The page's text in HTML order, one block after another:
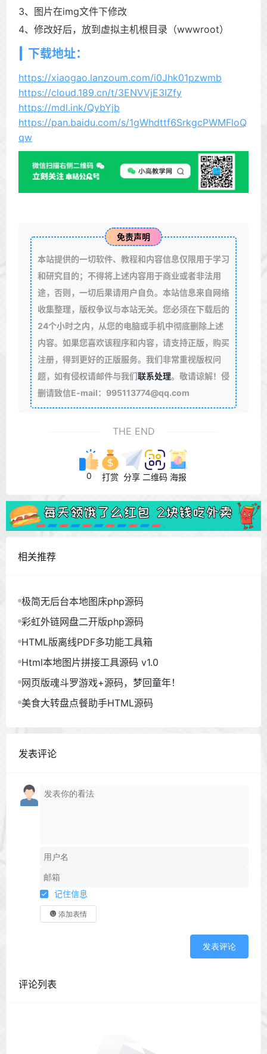
3、图片在img文件下修改
4、修改好后，放到虚拟主机根目录（wwwroot）
下载地址：
https://xiaogao.lanzoum.com/i0Jhk01pzwmb
https://cloud.189.cn/t/3ENVVjE3IZfy
https://mdl.ink/QybYjb
https://pan.baidu.com/s/1gWhdttf6SrkgcPWMFloQ
qw
免责声明
本站提供的一切软件、教程和内容信息仅限用于学习
和研究目的；不得将上述内容用于商业或者非法用
途，否则，一切后果请用户自负。本站信息来自网络
收集整理，版权争议与本站无关。您必须在下载后的
24个小时之内，从您的电脑或手机中彻底删除上述
内容。如果您喜欢该程序和内容，请支持正版，购买
注册，得到更好的正版服务。我们非常重视版权问
题，如有侵权请邮件与我们联系处理。敬请谅解！侵
删请致信E-mail：995113774@qq.com
THE END
0 打赏 分享 二维码 海报
相关推荐
极简无后台本地图床php源码
彩虹外链网盘二开版php源码
HTML版离线PDF多功能工具箱
Html本地图片拼接工具源码 v1.0
网页版魂斗罗游戏+源码，梦回童年！
美食大转盘点餐助手HTML源码
发表评论
记住信息
添加表情
发表评论
评论列表